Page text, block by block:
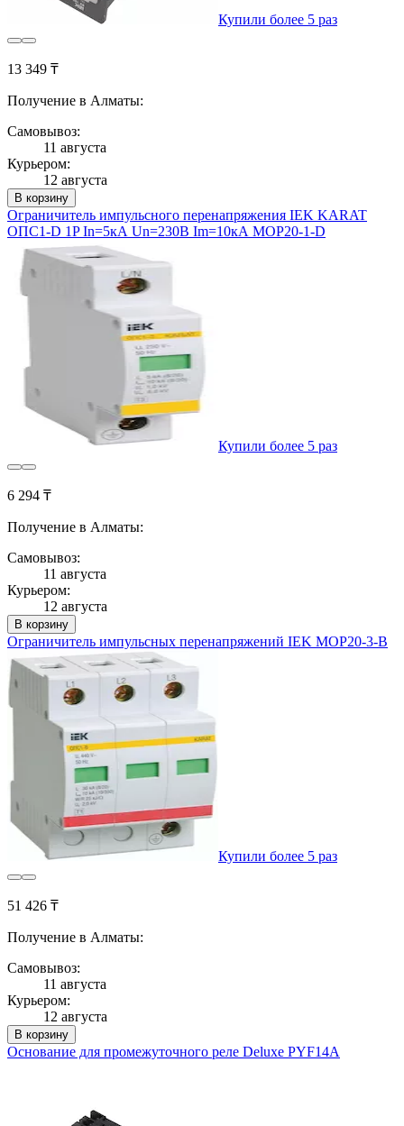
Купили более 5 раз
13 349 ₸
Получение в Алматы:
Самовывоз:
11 августа
Курьером:
12 августа
В корзину
Ограничитель импульсного перенапряжения IEK KARAT
ОПС1-D 1P In=5кА Un=230В Im=10кА MOP20-1-D
Купили более 5 раз
6 294 ₸
Получение в Алматы:
Самовывоз:
11 августа
Курьером:
12 августа
В корзину
Ограничитель импульсных перенапряжений IEK MOP20-3-B
Купили более 5 раз
51 426 ₸
Получение в Алматы:
Самовывоз:
11 августа
Курьером:
12 августа
В корзину
Основание для промежуточного реле Deluxe PYF14A